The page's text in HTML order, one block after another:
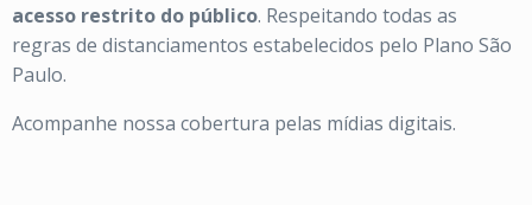
acesso restrito do público. Respeitando todas as
regras de distanciamentos estabelecidos pelo Plano São
Paulo.
Acompanhe nossa cobertura pelas mídias digitais.